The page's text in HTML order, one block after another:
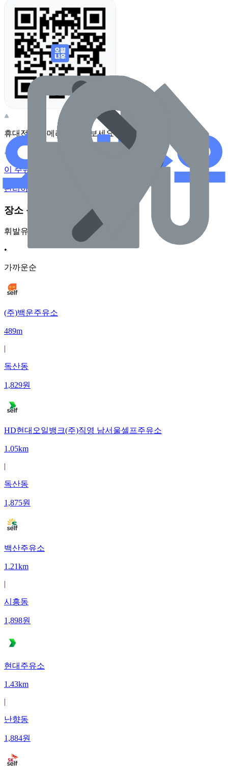
휴대전화 카메라로 찍어보세요
이 주유소의 사장님이신가요?
관리하기
장소 근처 주유소
휘발유
•
가까운순
(주)백운주유소
489m
|
독산동
1,829원
HD현대오일뱅크(주)직영 남서울셀프주유소
1.05km
|
독산동
1,875원
백산주유소
1.21km
|
시흥동
1,898원
현대주유소
1.43km
|
난향동
1,884원